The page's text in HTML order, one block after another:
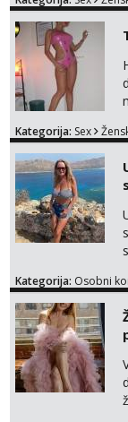
Kategorija: Sex
Kategorija: Osobni